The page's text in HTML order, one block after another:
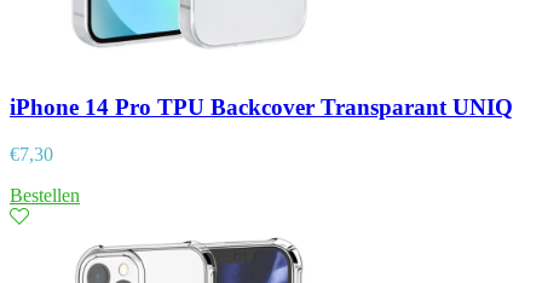
iPhone 14 Pro TPU Backcover Transparant UNIQ
€7,30
Bestellen